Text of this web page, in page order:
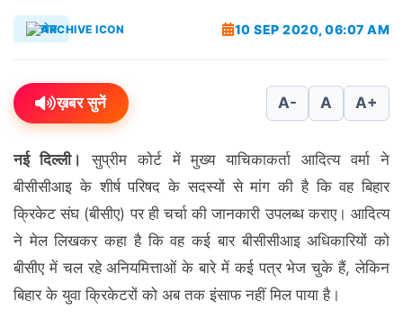
खेल 10 SEP 2020, 06:07 AM
ख़बर सुनें A- A A+
नई दिल्ली। सुप्रीम कोर्ट में मुख्य याचिकाकर्ता आदित्य वर्मा ने
बीसीसीआइ के शीर्ष परिषद के सदस्यों से मांग की है कि वह बिहार
क्रिकेट संघ (बीसीए) पर ही चर्चा की जानकारी उपलब्ध कराए। आदित्य
ने मेल लिखकर कहा है कि वह कई बार बीसीसीआइ अधिकारियों को
बीसीए में चल रहे अनियमित्ताओं के बारे में कई पत्र भेज चुके हैं, लेकिन
बिहार के युवा क्रिकेटरों को अब तक इंसाफ नहीं मिल पाया है।